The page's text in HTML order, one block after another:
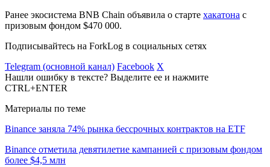
Ранее экосистема BNB Chain объявила о старте хакатона с
призовым фондом $470 000.
Подписывайтесь на ForkLog в социальных сетях
Telegram (основной канал) Facebook X
Нашли ошибку в тексте? Выделите ее и нажмите
CTRL+ENTER
Материалы по теме
Binance заняла 74% рынка бессрочных контрактов на ETF
Binance отметила девятилетие кампанией с призовым фондом
более $4,5 млн